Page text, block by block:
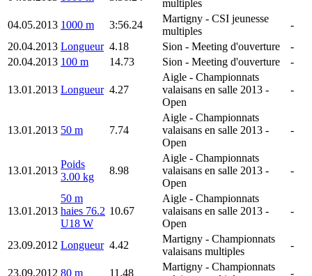
multiples
04.05.2013 1000 m 3:56.24
Martigny - CSI jeunesse
multiples
-
20.04.2013 Longueur 4.18 Sion - Meeting d'ouverture
-
20.04.2013 100 m 14.73 Sion - Meeting d'ouverture -
13.01.2013 Longueur 4.27
Aigle - Championnats
valaisans en salle 2013 -
Open
-
13.01.2013 50 m 7.74
Aigle - Championnats
valaisans en salle 2013 -
Open
-
13.01.2013
Poids
3.00 kg
8.98
Aigle - Championnats
valaisans en salle 2013 -
Open
-
13.01.2013
50 m
haies 76.2
U18 W
10.67
Aigle - Championnats
valaisans en salle 2013 -
Open
-
23.09.2012 Longueur 4.42
Martigny - Championnats
valaisans multiples
-
23.09.2012 80 m 11.48
Martigny - Championnats
-